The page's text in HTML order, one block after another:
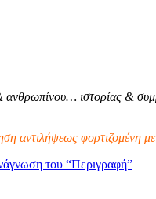
ιστορίας &
αντιλήψεως φορτιζομένη
του “Περιγραφή”